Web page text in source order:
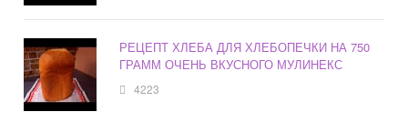
РЕЦЕПТ ХЛЕБА ДЛЯ ХЛЕБОПЕЧКИ НА 750
ГРАММ ОЧЕНЬ ВКУСНОГО МУЛИНЕКС
4223